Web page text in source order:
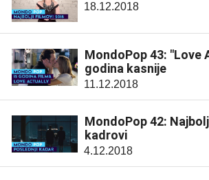
18.12.2018
MondoPop 43: "Love
godina kasnije
11.12.2018
MondoPop 42:
kadrovi
4.12.2018